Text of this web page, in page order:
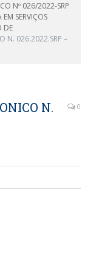
Nº 026/2022-SRP
SERVIÇOS
DE
N. 026.2022.SRP –
N.
0